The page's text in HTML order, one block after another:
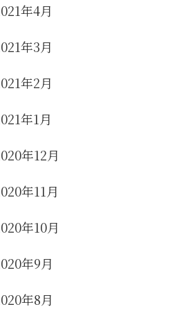
年4月
年3月
年2月
年1月
年12月
年11月
年10月
年9月
年8月